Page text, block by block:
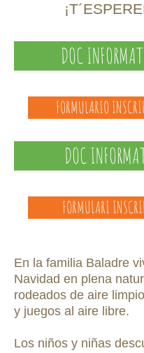
DOC
FORMULARIO
DOC
FORMULARI
En la familia Baladre
Navidad en plena
rodeados de aire
y juegos al aire libre.
Los niños y niñas